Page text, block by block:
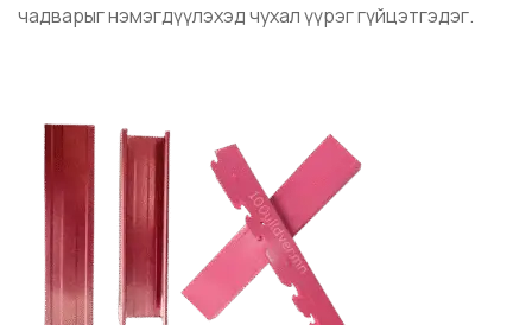
чадварыг нэмэгдүүлэхэд чухал үүрэг гүйцэтгэдэг.